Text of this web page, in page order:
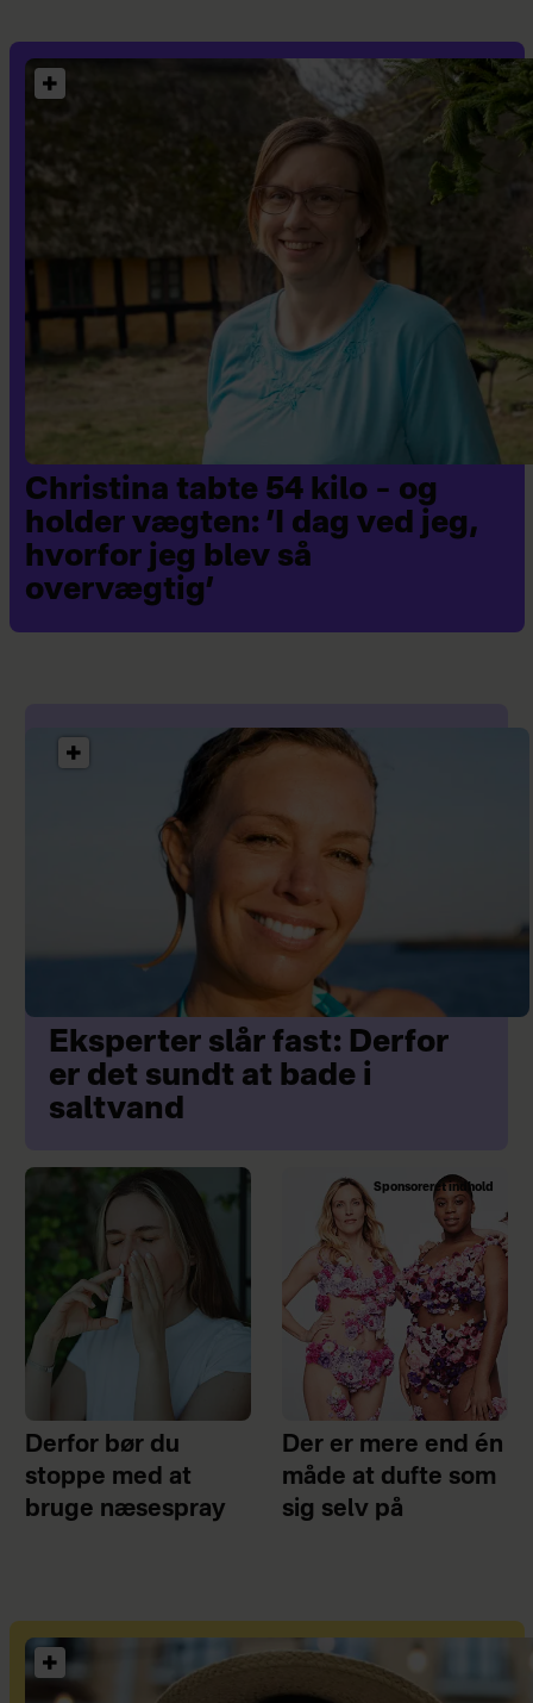
Christina tabte 54 kilo – og
holder vægten: ’I dag ved jeg,
hvorfor jeg blev så
overvægtig’
Eksperter slår fast: Derfor
er det sundt at bade i
saltvand
Derfor bør du
stoppe med at
bruge næsespray
Sponsoreret indhold
Der er mere end én
måde at dufte som
sig selv på